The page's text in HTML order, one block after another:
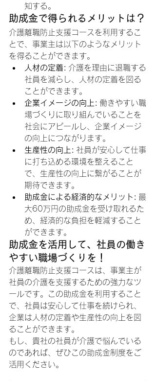
知する。
助成金で得られるメリットは？
介護離職防止支援コースを利用するこ
とで、事業主は以下のようなメリット
を得ることができます。
人材の定着: 介護を理由に退職する
社員を減らし、人材の定着を図る
ことができます。
企業イメージの向上: 働きやすい職
場づくりに取り組んでいることを
社会にアピールし、企業イメージ
の向上につながります。
生産性の向上: 社員が安心して仕事
に打ち込める環境を整えること
で、生産性の向上に繋がることが
期待できます。
助成金による経済的なメリット: 最
大60万円の助成金を受け取れるた
め、経済的な負担を軽減すること
ができます。
助成金を活用して、社員の働き
やすい職場づくりを！
介護離職防止支援コースは、事業主が
社員の介護を支援するための強力なツ
ールです。この助成金を利用すること
で、社員は安心して仕事を続けられ、
企業は人材の定着や生産性の向上を図
ることができます。
もし、貴社の社員が介護で悩んでいる
のであれば、ぜひこの助成金制度をご
活用ください。